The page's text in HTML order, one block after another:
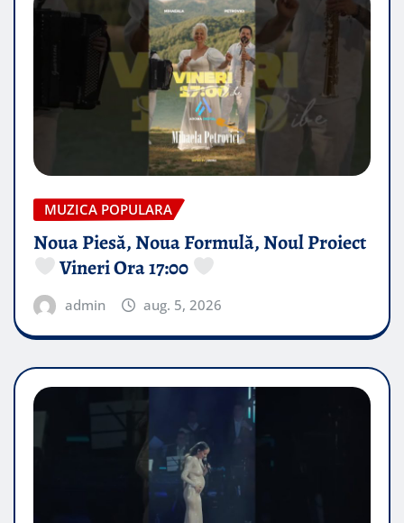
MUZICA POPULARA
Noua Piesă, Noua Formulă, Noul Proiect
Vineri Ora 17:00
admin aug. 5, 2026